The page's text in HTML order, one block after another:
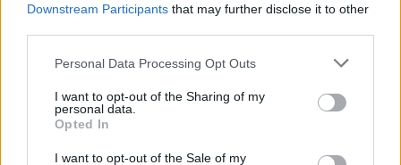
Downstream Participants that may further disclose it to other
Please note that this website/app uses one or more Google
not limited to your visit or usage behaviour. You may click to
grant or deny consent to Google and its third-party tags to
use your data for below specified purposes in below Google
consent section.
Personal Data Processing Opt Outs
I want to opt-out of the Sharing of my
personal data.
Opted In
I want to opt-out of the Sale of my
Φωτιά στη Βοιωτία: Καρέ-καρέ επιχείρηση
διάσωσης 254 πολιτών μέσω θαλάσσης από την
Πυροσβεστική